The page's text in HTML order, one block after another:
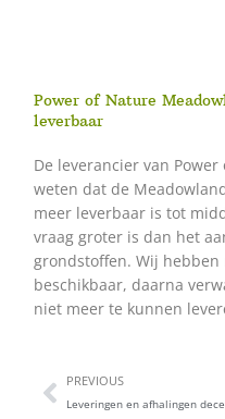
Power of Nature
leverbaar
De leverancier van
weten dat de
meer leverbaar is tot
vraag groter is dan het
grondstoffen. Wij hebben
beschikbaar, daarna
niet meer te kunnen
Vorige
PREVIOUS